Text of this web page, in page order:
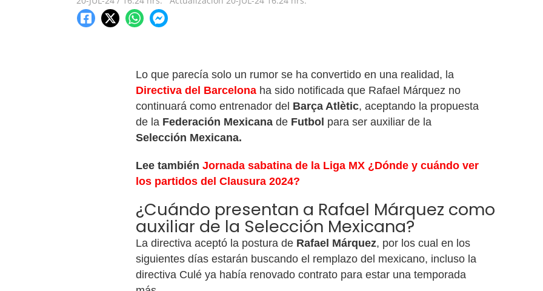
Lo que parecía solo un rumor se ha convertido en una realidad, la
Directiva del Barcelona ha sido notificada que Rafael Márquez no
continuará como entrenador del Barça Atlètic, aceptando la propuesta
de la Federación Mexicana de Futbol para ser auxiliar de la
Selección Mexicana.
Lee también Jornada sabatina de la Liga MX ¿Dónde y cuándo ver
los partidos del Clausura 2024?
¿Cuándo presentan a Rafael Márquez como
auxiliar de la Selección Mexicana?
La directiva aceptó la postura de Rafael Márquez, por los cual en los
siguientes días estarán buscando el remplazo del mexicano, incluso la
directiva Culé ya había renovado contrato para estar una temporada